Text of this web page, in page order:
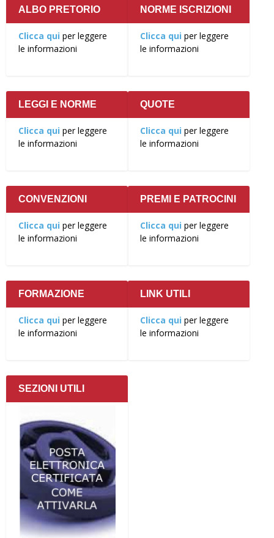
ALBO PRETORIO
Clicca qui per leggere
le informazioni
NORME ISCRIZIONI
Clicca qui per leggere
le informazioni
LEGGI E NORME
Clicca qui per leggere
le informazioni
QUOTE
Clicca qui per leggere
le informazioni
CONVENZIONI
Clicca qui per leggere
le informazioni
PREMI E PATROCINI
Clicca qui per leggere
le informazioni
FORMAZIONE
Clicca qui per leggere
le informazioni
LINK UTILI
Clicca qui per leggere
le informazioni
SEZIONI UTILI